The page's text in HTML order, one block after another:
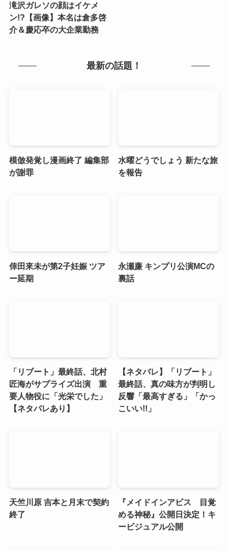
滝沢ガレソの顔はイケメ
ン!?【画像】本名は倉多啓
介＆慶応卒の大企業勤務
最新の話題！
模倣発覚し漫画終了 編集部
が謝罪
水曜どうでしょう 新たな旅
を報告
倖田來未が第2子妊娠 ツア
ー延期
永瀬廉 キンプリ公演MCの
裏話
「リブート」最終話、北村
匠海がサプライズ出演 重
要人物役に「光栄でした」
【ネタバレあり】
【ネタバレ】「リブート」
最終話、真の味方が判明し
反響「最高すぎる」「かっ
こいい!!」
天竺川原 吉本と月末で契約
終了
『メイドインアビス 目覚
める神秘』公開日決定！キ
ービジュアル公開